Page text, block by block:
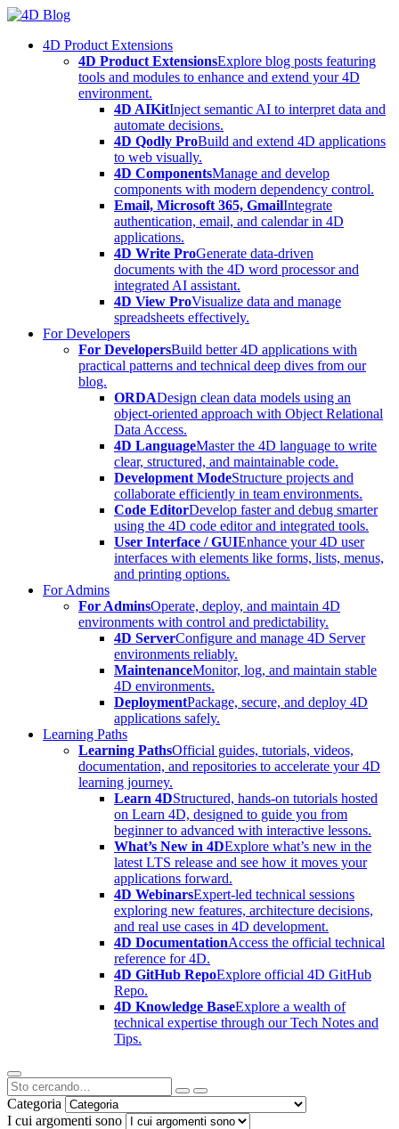
Skip
content4D Product Extensions
4D Product ExtensionsExplore blog posts featuring
tools and modules to enhance and extend your 4D
environment.
4D AIKitInject semantic AI to interpret data and
automate decisions.
4D Qodly ProBuild and extend 4D applications
to web visually.
4D ComponentsManage and develop
components with modern dependency control.
Email, Microsoft 365, GmailIntegrate
authentication, email, and calendar in 4D
applications.
4D Write ProGenerate data-driven
documents with the 4D word processor and
integrated AI assistant.
4D View ProVisualize data and manage
spreadsheets effectively.
For Developers
For DevelopersBuild better 4D applications with
practical patterns and technical deep dives from our
blog.
ORDADesign clean data models using an
object-oriented approach with Object Relational
Data Access.
4D LanguageMaster the 4D language to write
clear, structured, and maintainable code.
Development ModeStructure projects and
collaborate efficiently in team environments.
Code EditorDevelop faster and debug smarter
using the 4D code editor and integrated tools.
User Interface / GUIEnhance your 4D user
interfaces with elements like forms, lists, menus,
and printing options.
For Admins
For AdminsOperate, deploy, and maintain 4D
environments with control and predictability.
4D ServerConfigure and manage 4D Server
environments reliably.
MaintenanceMonitor, log, and maintain stable
4D environments.
DeploymentPackage, secure, and deploy 4D
applications safely.
Learning Paths
Learning PathsOfficial guides, tutorials, videos,
documentation, and repositories to accelerate your 4D
learning journey.
Learn 4DStructured, hands-on tutorials hosted
on Learn 4D, designed to guide you from
beginner to advanced with interactive lessons.
What’s New in 4DExplore what’s new in the
latest LTS release and see how it moves your
applications forward.
4D WebinarsExpert-led technical sessions
exploring new features, architecture decisions,
and real use cases in 4D development.
4D DocumentationAccess the official technical
reference for 4D.
4D GitHub RepoExplore official 4D GitHub
Repo.
4D Knowledge BaseExplore a wealth of
technical expertise through our Tech Notes and
Tips.
Categoria
I cui argomenti sono